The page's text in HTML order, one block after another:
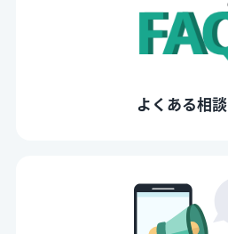
よくある相談